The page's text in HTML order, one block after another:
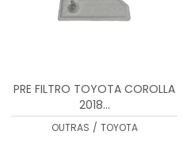
PRE FILTRO TOYOTA COROLLA
2018...
OUTRAS / TOYOTA